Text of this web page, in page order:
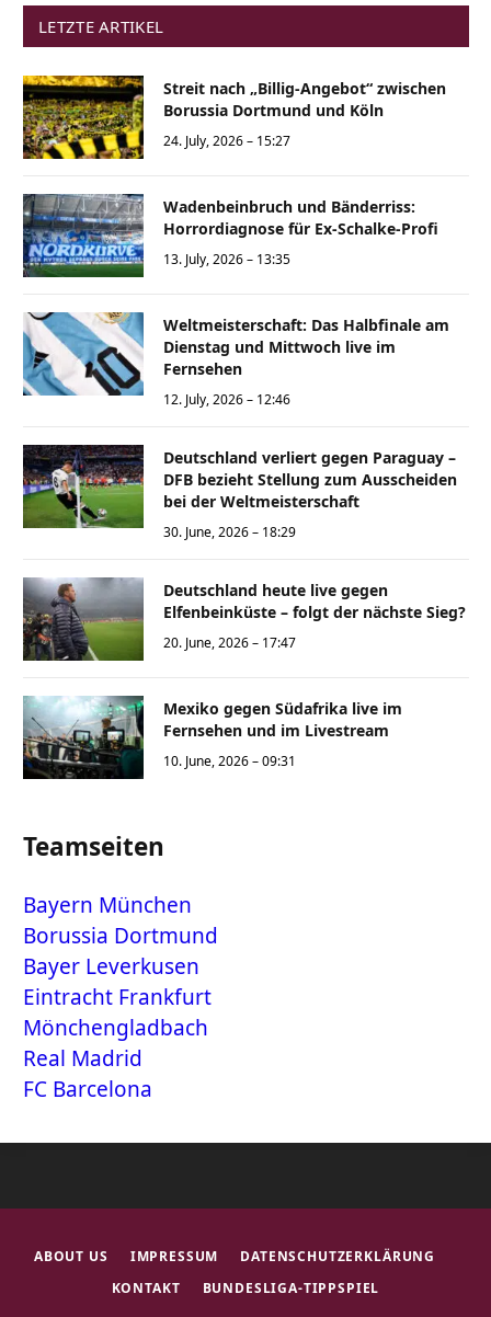
LETZTE ARTIKEL
Streit nach „Billig-Angebot“ zwischen
Borussia Dortmund und Köln
24. July, 2026 – 15:27
Wadenbeinbruch und Bänderriss:
Horrordiagnose für Ex-Schalke-Profi
13. July, 2026 – 13:35
Weltmeisterschaft: Das Halbfinale am
Dienstag und Mittwoch live im
Fernsehen
12. July, 2026 – 12:46
Deutschland verliert gegen Paraguay –
DFB bezieht Stellung zum Ausscheiden
bei der Weltmeisterschaft
30. June, 2026 – 18:29
Deutschland heute live gegen
Elfenbeinküste – folgt der nächste Sieg?
20. June, 2026 – 17:47
Mexiko gegen Südafrika live im
Fernsehen und im Livestream
10. June, 2026 – 09:31
Teamseiten
Bayern München
Borussia Dortmund
Bayer Leverkusen
Eintracht Frankfurt
Mönchengladbach
Real Madrid
FC Barcelona
ABOUT US IMPRESSUM
DATENSCHUTZERKLÄRUNG
KONTAKT
BUNDESLIGA-TIPPSPIEL